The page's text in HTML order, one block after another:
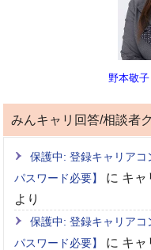
野本敬
みんキャリ回答/相談者
保護中: 登録キャリア
パスワード必要】
に キャ
より
保護中: 登録キャリア
パスワード必要】
に キャ